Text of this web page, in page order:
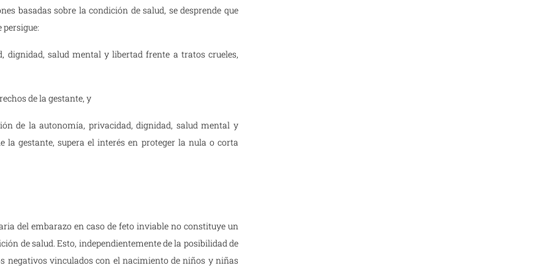
basadas sobre la condición de salud, se desprende que
salud mental y libertad frente a tratos crueles,
de la gestante, y
de la autonomía, privacidad, dignidad, salud mental y
gestante, supera el interés en proteger la nula o corta
del embarazo en caso de feto inviable no constituye un
de salud. Esto, independientemente de la posibilidad de
negativos vinculados con el nacimiento de niños y niñas